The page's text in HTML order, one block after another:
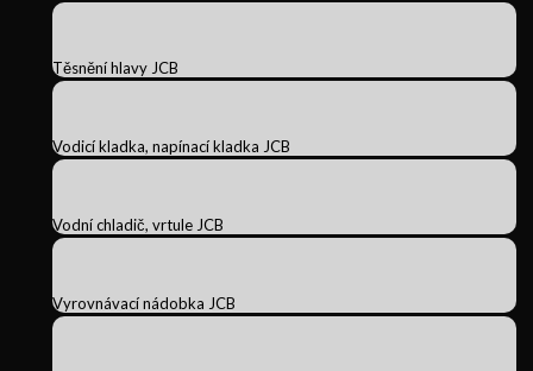
Těsnění hlavy JCB
Vodicí kladka, napínací kladka JCB
Vodní chladič, vrtule JCB
Vyrovnávací nádobka JCB